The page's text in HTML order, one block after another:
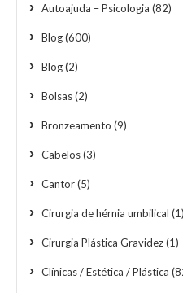
Autoajuda – Psicologia (82)
Blog(600)
Blog(2)
Bolsas(2)
Bronzeamento (9)
Cabelos(3)
Cantor(5)
Cirurgia de hérnia umbilical (1)
Cirurgia Plástica Gravidez(1)
Clínicas / Estética / Plástica